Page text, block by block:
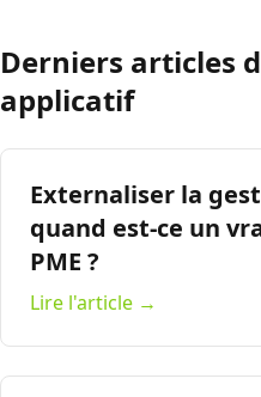
Derniers articles
applicatif
Externaliser la
quand est-ce un
PME ?
Lire l'article →